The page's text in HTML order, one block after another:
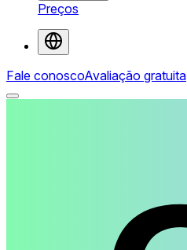
Preços
Fale conoscoAvaliação gratuita